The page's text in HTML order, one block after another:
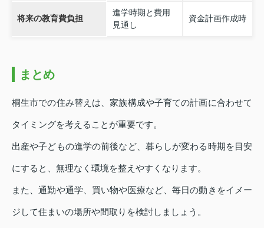
将来の教育費負担
進学時期と費用
見通し
資金計画作成時
まとめ
桐生市での住み替えは、家族構成や子育ての計画に合わせて
タイミングを考えることが重要です。
出産や子どもの進学の前後など、暮らしが変わる時期を目安
にすると、無理なく環境を整えやすくなります。
また、通勤や通学、買い物や医療など、毎日の動きをイメー
ジして住まいの場所や間取りを検討しましょう。